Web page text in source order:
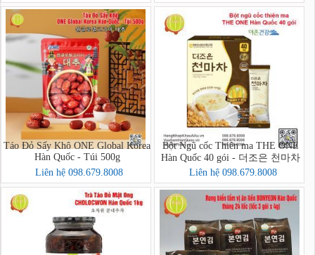
Táo Đỏ Sấy Khô ONE Global Korea
Hàn Quốc - Túi 500g
Liên hệ 098.679.8008
Bột Ngũ cốc Thiên ma THE ONE
Hàn Quốc 40 gói - 더조은 천마차
40포
Liên hệ 098.679.8008